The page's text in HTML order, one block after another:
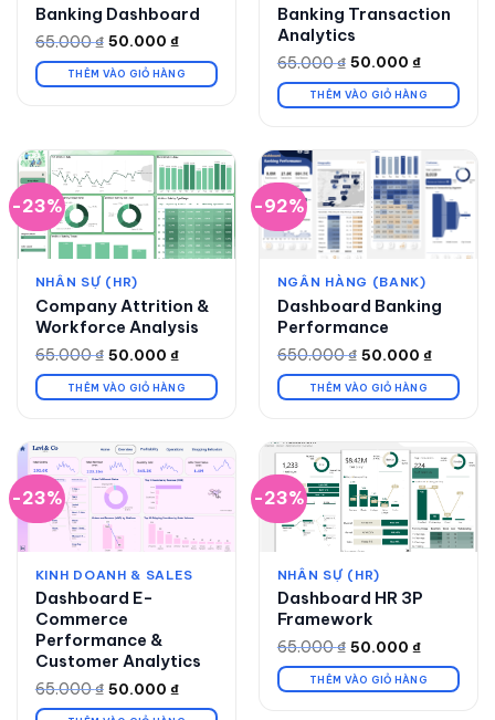
Banking Dashboard
65.000₫
Giá
gốc
là:
65.000 ₫.
50.000 ₫
Giá
hiện
tại
là:
THÊM VÀO GIỎ HÀNG
Banking Transaction
Analytics
65.000₫
Giá
gốc
là:
65.000 ₫.
50.000 ₫
Giá
hiện
tại
là:
THÊM VÀO GIỎ HÀNG
-23%
NHÂN SỰ (HR)
Company Attrition &
Workforce Analysis
65.000₫
Giá
gốc
là:
65.000 ₫.
50.000 ₫
Giá
hiện
tại
là:
THÊM VÀO GIỎ HÀNG
-92%
NGÂN HÀNG (BANK)
Dashboard Banking
Performance
650.000₫
Giá
gốc
là:
650.000 ₫.
50.000 ₫
Giá
hiện
tại
là:
THÊM VÀO GIỎ HÀNG
-23%
KINH DOANH & SALES
Dashboard E-
Commerce
Performance &
Customer Analytics
65.000₫
Giá
gốc
50.000 ₫
Giá
hiện
-23%
NHÂN SỰ (HR)
Dashboard HR 3P
Framework
65.000₫
Giá
gốc
là:
65.000 ₫.
50.000 ₫
Giá
hiện
tại
là:
THÊM VÀO GIỎ HÀNG